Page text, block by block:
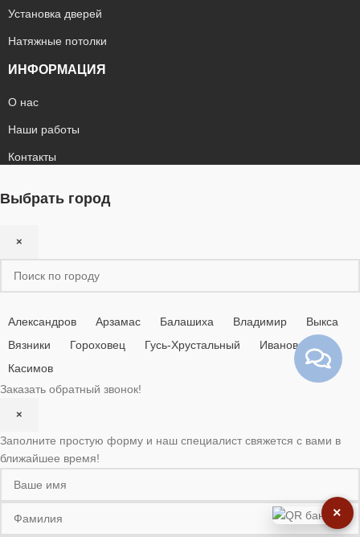
Установка дверей
Натяжные потолки
ИНФОРМАЦИЯ
О нас
Наши работы
Контакты
Выбрать город
×
Александров Арзамас Балашиха Владимир
Выкса
Вязники
Гороховец Гусь-Хрустальный
Иваново
Касимов
×
Заказать обратный звонок!
×
Заполните простую форму и наш специалист свяжется с вами в
ближайшее время!